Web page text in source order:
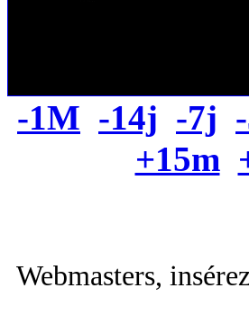
-1M -14j -7j
+15m
Webmasters,